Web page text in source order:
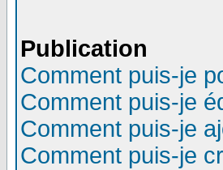
Publication
Comment puis-je
Comment puis-je
Comment puis-je
Comment puis-je